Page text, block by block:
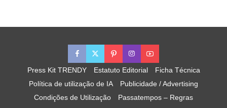
Press Kit TRENDY Estatuto Editorial
Ficha Técnica
Política de utilização de IA
Publicidade / Advertising
Condições de Utilização
Passatempos – Regras